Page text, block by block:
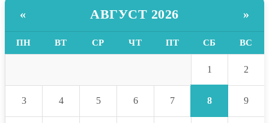
« АВГУСТ 2026 »
ПН ВТ СР ЧТ ПТ СБ ВС
1 2
3 4 5 6 7 8 9